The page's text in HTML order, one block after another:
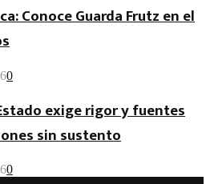
Conoce Guarda Frutz en el
0
exige rigor y fuentes
sin sustento
0